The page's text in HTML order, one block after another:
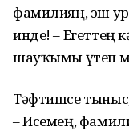
фамилияң, эш
инде! – Егеттең
шауҡымы үтеп
Тәфтишсе
– Исемең,